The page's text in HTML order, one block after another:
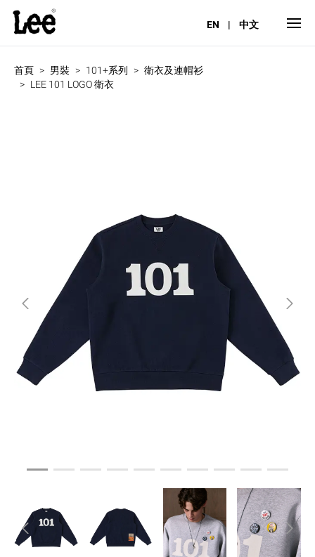
EN | 中文
首頁 男裝 101+系列
衛衣及連帽衫
LEE 101 LOGO 衛衣